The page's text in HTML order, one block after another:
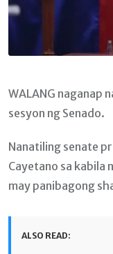
WALANG naganap
sesyon ng Senado.
Nanatiling senate
Cayetano sa kabila
may panibagong
ALSO READ: